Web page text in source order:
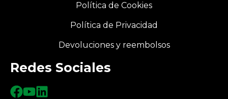
Política de Cookies
Política de Privacidad
Devoluciones y reembolsos
Redes Sociales